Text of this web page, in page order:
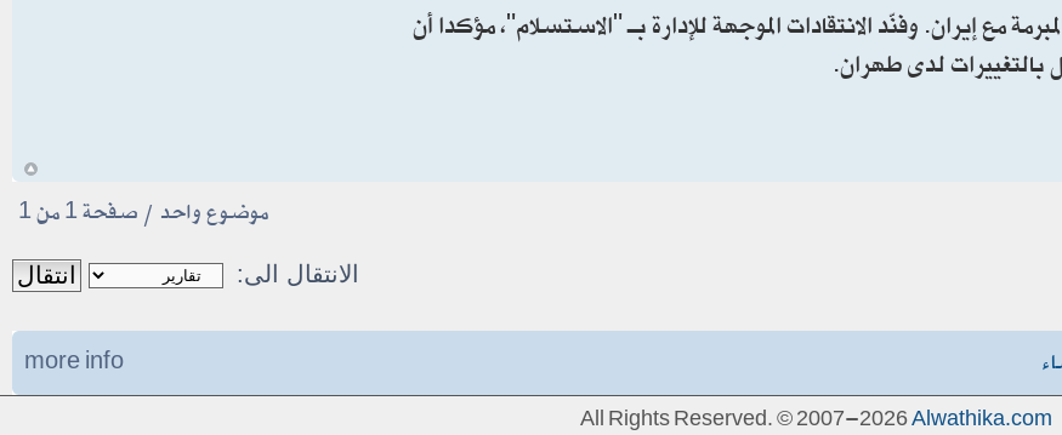
مع إيران. وفنّد الانتقادات الموجهة للإدارة بـ "الاستسلام"، مؤكدا أن
بالتغييرات لدى طهران.
موضوع واحد • صفحة1من1
الانتقال الى:
more info
All Rights Reserved. © 2007-2026Alwathika.com